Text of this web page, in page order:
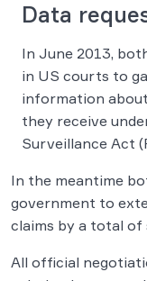
Data
In June 2013,
in US courts to
information
they receive
Surveillance Act
In the meantime
government to
claims by a total of
All official